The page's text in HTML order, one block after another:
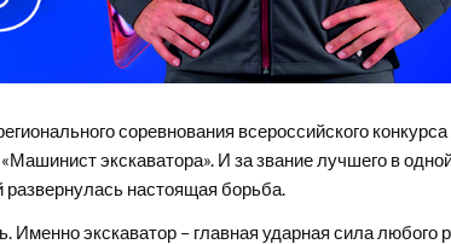
соревнования всероссийского конкурса
экскаватора». И за звание лучшего в
настоящая борьба.
Именно экскаватор – главная ударная сила любого